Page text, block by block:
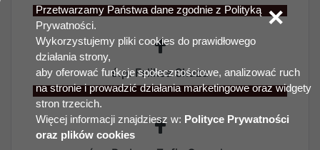
ś.p. Feliksa Skuza
✕
Przetwarzamy Państwa dane zgodnie z Polityką
Prywatności.
Wykorzystujemy pliki cookies do prawidłowego
działania strony,
aby oferować funkcje społecznościowe, analizować ruch
na stronie i prowadzić działania marketingowe oraz widgety
stron trzecich.
Więcej informacji znajdziesz w: Polityce Prywatności
oraz plików cookies